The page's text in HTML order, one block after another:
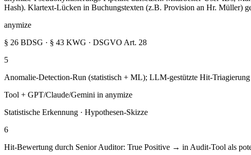
Hash). Klartext-Lücken in Buchungstexten (z.B. Provision an Hr. Müller)
anymize
§ 26 BDSG · § 43 KWG · DSGVO Art. 28
5
Anomalie-Detection-Run (statistisch + ML); LLM-gestützte Hit-
Tool + GPT/Claude/Gemini in anymize
Statistische Erkennung · Hypothesen-Skizze
6
Hit-Bewertung durch Senior Auditor: True Positive → in Audit-Tool als